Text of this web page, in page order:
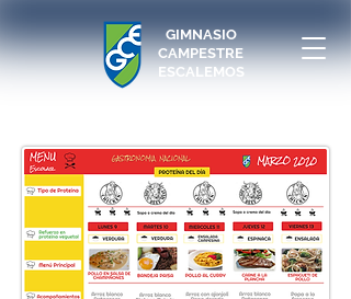
GIMNASIO
CAMPESTRE
ESCALEMOS